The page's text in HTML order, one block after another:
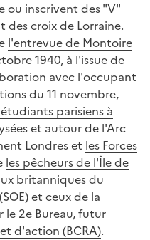
ou inscrivent des "V"
croix de Lorraine.
l'entrevue de Montoire
1940, à l'issue de
avec l'occupant
du 11 novembre,
parisiens à
et autour de l'Arc
Londres et les Forces
les pêcheurs de l'Île de
britanniques du
et ceux de la
le 2e Bureau, futur
d'action (BCRA).